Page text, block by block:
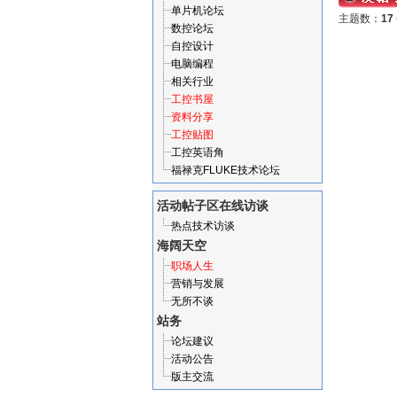
单片机论坛
数控论坛
自控设计
电脑编程
相关行业
工控书屋
资料分享
工控贴图
工控英语角
福禄克FLUKE技术论坛
活动帖子区在线访谈
热点技术访谈
海阔天空
职场人生
营销与发展
无所不谈
站务
论坛建议
活动公告
版主交流
主题数： 17